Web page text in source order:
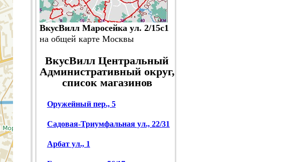
ВкусВилл Маросейка ул. 2/15с1
на общей карте Москвы
ВкусВилл Центральный
Административный округ,
список магазинов
Оружейный пер., 5
Садовая-Триумфальная ул., 22/31
Арбат ул., 1